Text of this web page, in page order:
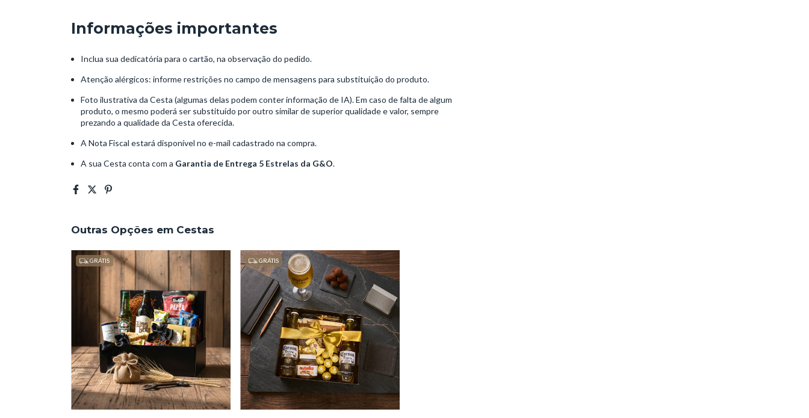
Informações importantes
Inclua sua dedicatória para o cartão, na observação do pedido.
Atenção alérgicos: informe restrições no campo de mensagens para substituição do produto.
Foto ilustrativa da Cesta (algumas delas podem conter informação de IA). Em caso de falta de algum
produto, o mesmo poderá ser substituído por outro similar de superior qualidade e valor, sempre
prezando a qualidade da Cesta oferecida.
A Nota Fiscal estará disponível no e-mail cadastrado na compra.
A sua Cesta conta com a Garantia de Entrega 5 Estrelas da G&O.
Outras Opções em Cestas
GRÁTIS GRÁTIS